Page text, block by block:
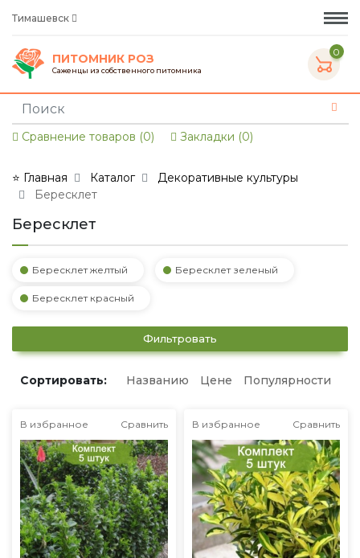
Тимашевск
ПИТОМНИК РОЗ
Саженцы из собственного питомника
0
Сравнение товаров (0) Закладки (0)
⭐ Главная Каталог
Декоративные культуры
Бересклет
Бересклет
Бересклет желтый Бересклет зеленый
Бересклет красный
Фильтровать
Сортировать: Названию Цене Популярности
В избранное Сравнить В избранное Сравнить